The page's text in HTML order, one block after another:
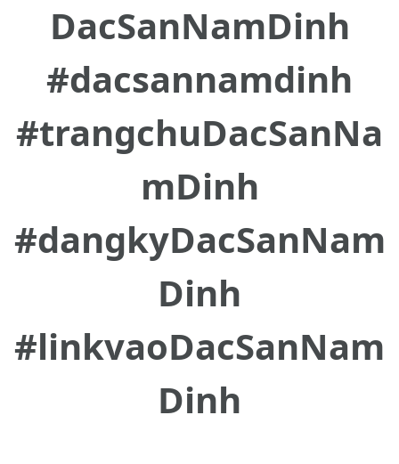
DacSanNamDinh
#dacsannamdinh
#trangchuDacSanNa
mDinh
#dangkyDacSanNam
Dinh
#linkvaoDacSanNam
Dinh